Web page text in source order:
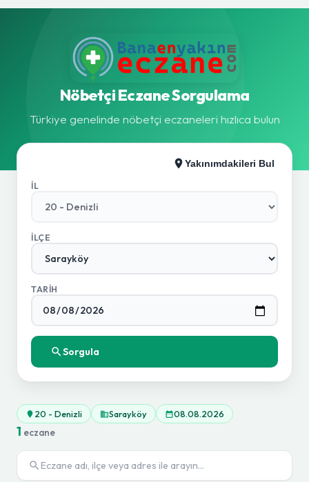
Nöbetçi Eczane Sorgulama
Türkiye genelinde nöbetçi eczaneleri hızlıca bulun
Yakınımdakileri Bul
İL
İLÇE
TARIH
Sorgula
20 - Denizli Sarayköy 08.08.2026
1 eczane